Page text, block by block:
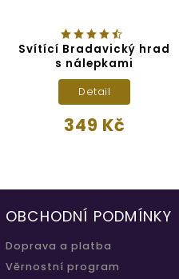
Svítící Bradavický hrad
s nálepkami
349 Kč
Detail
OBCHODNÍ PODMÍNKY
Doprava a platba
Věrnostní program